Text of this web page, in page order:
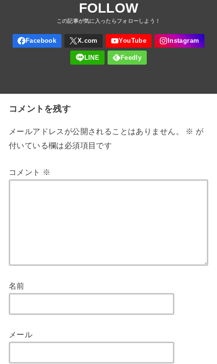
FOLLOW
コメントを残す
メールアドレスが公開されることはありません。 ※ が
付いている欄は必須項目です
コメント ※
名前
メール